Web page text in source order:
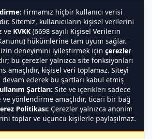
Firmamız hiçbir kullanıcı verisi
Sitemiz, kullanıcıların kişisel verilerini
ve KVKK(6698 sayılı Kişisel Verilerin
hükümlerine tam uyum sağlar.
deneyimini iyileştirmek için çerezler
bu çerezler yalnızca site fonksiyonları
amaçlıdır, kişisel veri toplamaz. Siteyi
devam ederek bu şartları kabul etmiş
Şartları: Site ve içerikleri sadece
yönlendirme amaçlıdır, ticari bir bağ
Politikası: Çerezler yalnızca anonim
toplar ve üçüncü kişilerle paylaşılmaz.